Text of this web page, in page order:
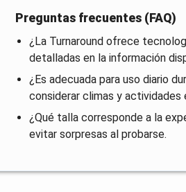
Preguntas frecuentes (FAQ)
¿La Turnaround ofrece
detalladas en la información
¿Es adecuada para uso diario
considerar climas y actividades
¿Qué talla corresponde a la
evitar sorpresas al probarse.